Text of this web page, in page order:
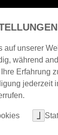
auf unserer
während
Erfahrung
jederzeit